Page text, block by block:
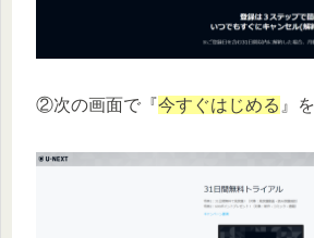
②次の画面で『今すぐはじめる 』